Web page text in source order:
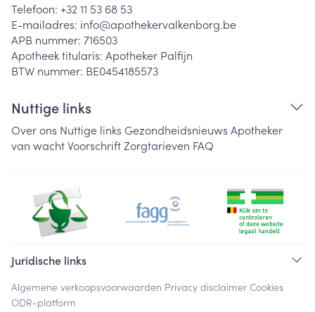
Telefoon: +32 11 53 68 53
E-mailadres: info@apothekervalkenborg.be
APB nummer: 716503
Apotheek titularis: Apotheker Palfijn
BTW nummer: BE0454185573
Nuttige links
Over ons Nuttige links Gezondheidsnieuws Apotheker
van wachtVoorschriftZorgtarieven FAQ
Juridische links
Algemene verkoopsvoorwaarden Privacy disclaimer Cookies
ODR-platform